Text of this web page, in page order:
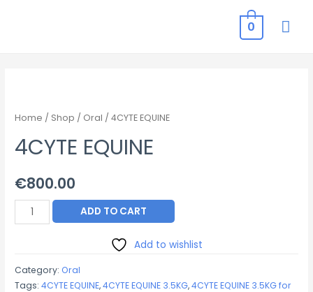
0
Home / Shop / Oral / 4CYTE EQUINE
4CYTE EQUINE
€800.00
4CYTE
EQUINE
ADD TO CART
Add to wishlist
Category:Oral
Tags:4CYTE EQUINE,4CYTE EQUINE 3.5KG,4CYTE EQUINE 3.5KG for